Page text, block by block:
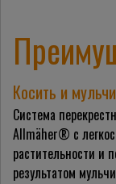
Косить и
Система
Allmäher® с
растительности и
результатом